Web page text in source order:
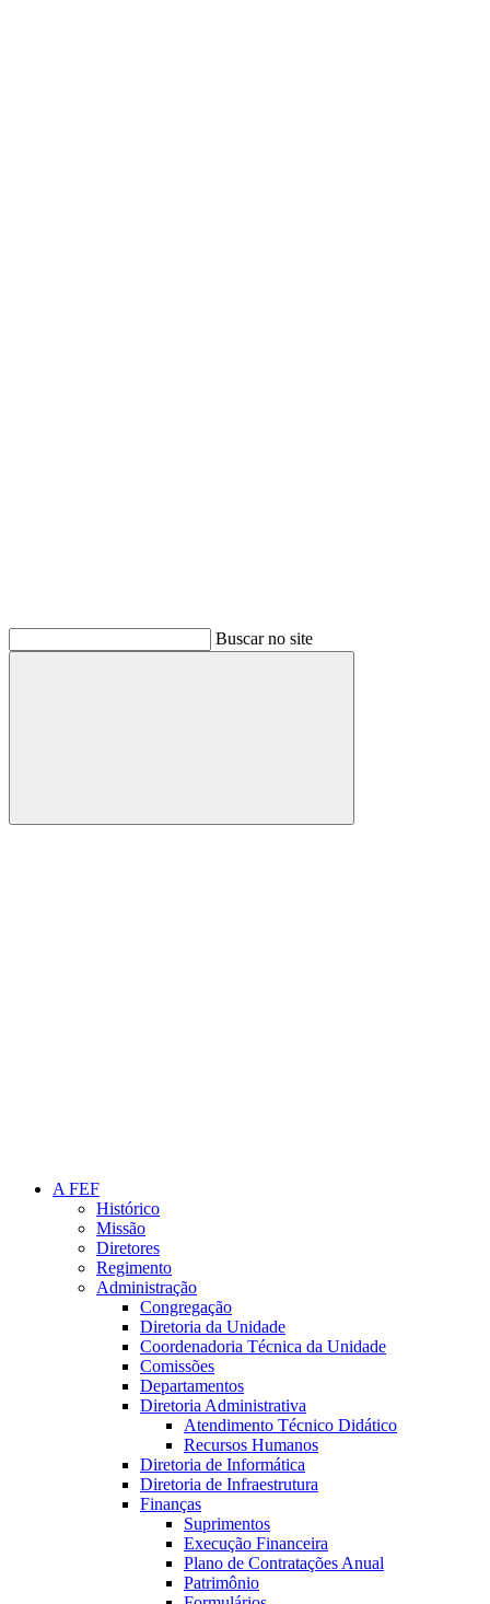
Buscar no site
Buscar
A FEF
Histórico
Missão
Diretores
Regimento
Administração
Congregação
Diretoria da Unidade
Coordenadoria Técnica da Unidade
Comissões
Departamentos
Diretoria Administrativa
Atendimento Técnico Didático
Recursos Humanos
Diretoria de Informática
Diretoria de Infraestrutura
Finanças
Suprimentos
Execução Financeira
Plano de Contratações Anual
Patrimônio